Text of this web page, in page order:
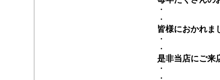
・
・
皆様におかれま
・
・
是非当店にご来
・